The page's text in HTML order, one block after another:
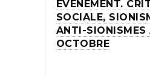
ÉVÈNEMENT.
SOCIALE,
ANTI-SIONISMES
OCTOBRE